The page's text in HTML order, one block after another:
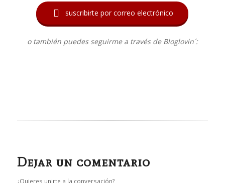
 suscribirte por correo electrónico
o también puedes seguirme a través de Bloglovin´:
Dejar un comentario
¿Quieres unirte a la conversación?